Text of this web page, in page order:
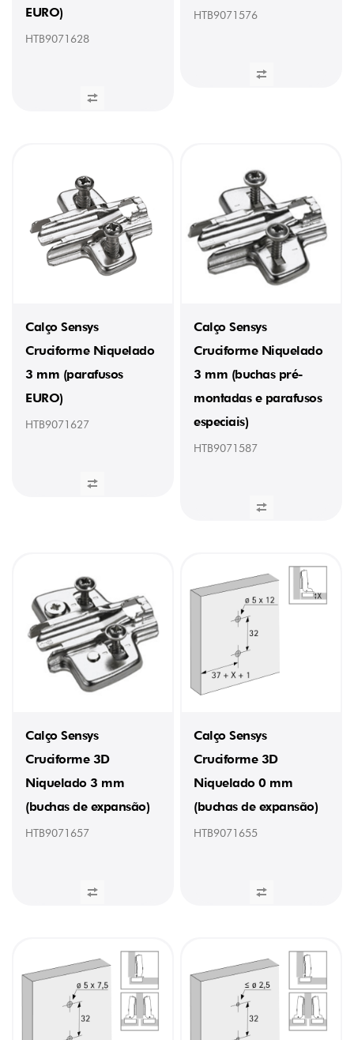
EURO)
HTB9071628
HTB9071576
Calço Sensys
Cruciforme Niquelado
3 mm (parafusos
EURO)
HTB9071627
Calço Sensys
Cruciforme Niquelado
3 mm (buchas pré-
montadas e parafusos
especiais)
HTB9071587
Calço Sensys
Cruciforme 3D
Niquelado 3 mm
(buchas de expansão)
HTB9071657
Calço Sensys
Cruciforme 3D
Niquelado 0 mm
(buchas de expansão)
HTB9071655